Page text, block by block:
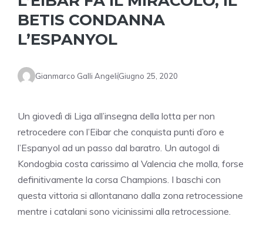
BETIS CONDANNA
L’ESPANYOL
Gianmarco Galli AngeliGiugno 25, 2020
Un giovedì di Liga all’insegna della lotta per non
retrocedere con l’Eibar che conquista punti d’oro e
l’Espanyol ad un passo dal baratro. Un autogol di
Kondogbia costa carissimo al Valencia che molla, forse
definitivamente la corsa Champions. I baschi con
questa vittoria si allontanano dalla zona retrocessione
mentre i catalani sono vicinissimi alla retrocessione.